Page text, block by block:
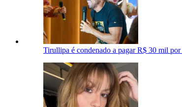
Tirullipa é condenado a pagar R$ 30 mil